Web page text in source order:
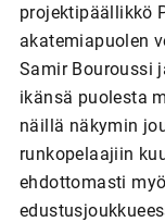
projektipäällikkö
akatemiapuolen
Samir Bouroussi
ikänsä puolesta
näillä näkymin
runkopelaajiin
ehdottomasti